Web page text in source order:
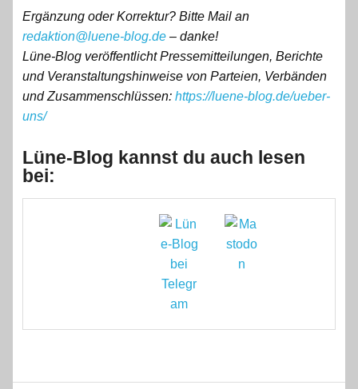
Ergänzung oder Korrektur? Bitte Mail an
redaktion@luene-blog.de – danke!
Lüne-Blog veröffentlicht Pressemitteilungen, Berichte
und Veranstaltungshinweise von Parteien, Verbänden
und Zusammenschlüssen: https://luene-blog.de/ueber-
uns/
Lüne-Blog kannst du auch lesen
bei: